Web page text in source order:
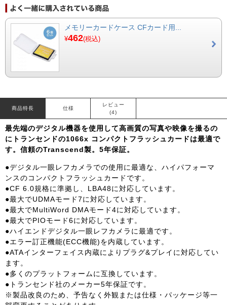
メモリーカードケース CFカード用...
¥462(税込)
商品特長 仕様
レビュー
(4)
最先端のデジタル機器を使用して高画質の写真や映像を撮るの
にトランセンドの1066x コンパクトフラッシュカードは最適で
す。信頼のTranscend製。5年保証。
●デジタル一眼レフカメラでの使用に最適な、ハイパフォーマ
ンスのコンパクトフラッシュカードです。
●CF 6.0規格に準拠し、LBA48に対応しています。
●最大でUDMAモード7に対応しています。
●最大でMultiWord DMAモード4に対応しています。
●最大でPIOモード6に対応しています。
●ハイエンドデジタル一眼レフカメラに最適です。
●エラー訂正機能(ECC機能)を内蔵しています。
●ATAインターフェイス内蔵によりプラグ&プレイに対応してい
ます。
●多くのプラットフォームに互換しています。
●トランセンド社のメーカー5年保証です。
※製品改良のため、予告なく外観または仕様・パッケージ等一